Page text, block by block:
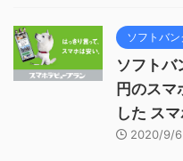
ソフトバン
ソフトバ
円のスマ
した ス
2020/9/6